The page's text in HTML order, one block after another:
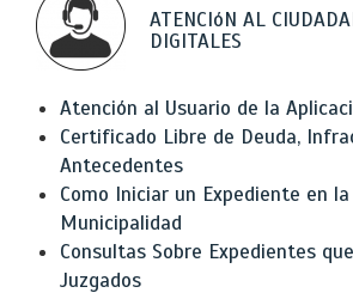
ATENCIóN AL
DIGITALES
Atención al Usuario de la
Certificado Libre de Deuda,
Antecedentes
Como Iniciar un Expediente en la
Municipalidad
Consultas Sobre Expedientes
Juzgados